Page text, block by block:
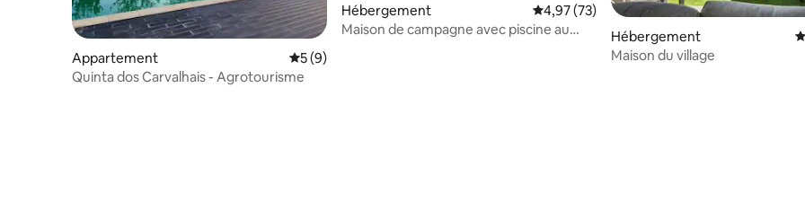
Appartement Évaluation moyenne sur la base de 9 commentaires : 5 sur 5
5 (9)
Quinta dos Carvalhais - Agrotourisme
Hébergement Évaluation moyenne sur la base de 73
4,97 (73)
Maison de campagne avec piscine au
Hébergement
Maison du village